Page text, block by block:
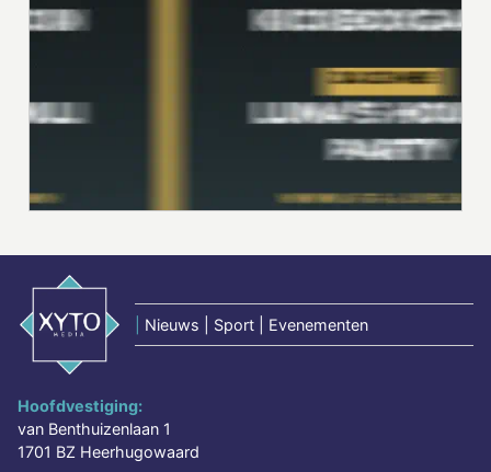
Nieuws | Sport | Evenementen
Hoofdvestiging:
van Benthuizenlaan 1
1701 BZ Heerhugowaard